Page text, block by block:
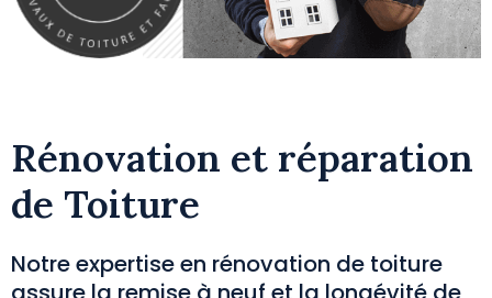
Rénovation et réparation
de Toiture
Notre expertise en rénovation de toiture